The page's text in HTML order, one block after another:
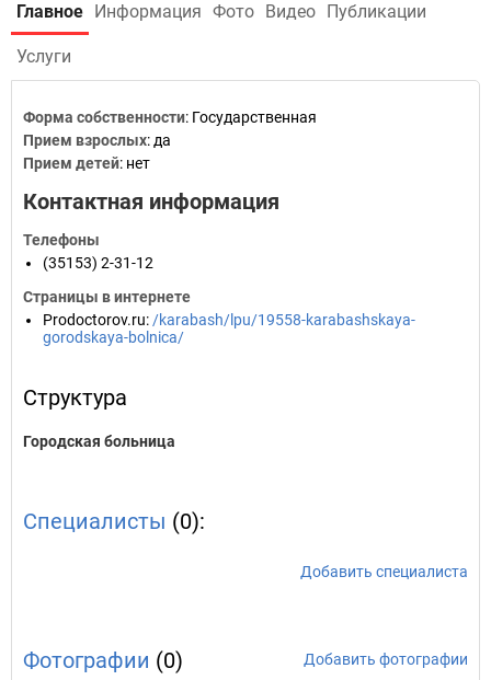
Главное Информация Фото Видео Публикации
Услуги
Форма собственности: Государственная
Прием взрослых: да
Прием детей: нет
Контактная информация
Телефоны
(35153) 2-31-12
Страницы в интернете
Prodoctorov.ru: /karabash/lpu/19558-karabashskaya-
gorodskaya-bolnica/
Структура
Городская больница
Специалисты (0):
Добавить специалиста
Фотографии (0) Добавить фотографии